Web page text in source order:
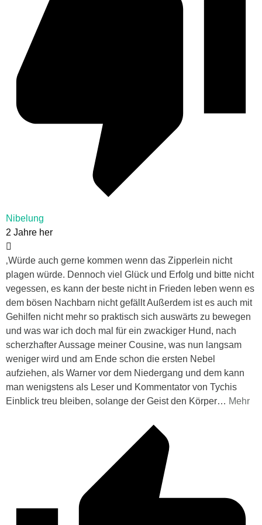
Nibelung
2 Jahre her
‚Würde auch gerne kommen wenn das Zipperlein nicht
plagen würde. Dennoch viel Glück und Erfolg und bitte nicht
vegessen, es kann der beste nicht in Frieden leben wenn es
dem bösen Nachbarn nicht gefällt Außerdem ist es auch mit
Gehilfen nicht mehr so praktisch sich auswärts zu bewegen
und was war ich doch mal für ein zwackiger Hund, nach
scherzhafter Aussage meiner Cousine, was nun langsam
weniger wird und am Ende schon die ersten Nebel
aufziehen, als Warner vor dem Niedergang und dem kann
man wenigstens als Leser und Kommentator von Tychis
Einblick treu bleiben, solange der Geist den Körper… Mehr